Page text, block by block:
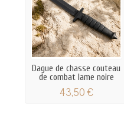
Dague de chasse couteau
de combat lame noire
43,50 €